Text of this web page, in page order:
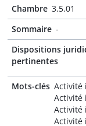
Chambre 3.5.01
Sommaire -
Dispositions
pertinentes
Mots-clés Activité
Activité
Activité
Activité